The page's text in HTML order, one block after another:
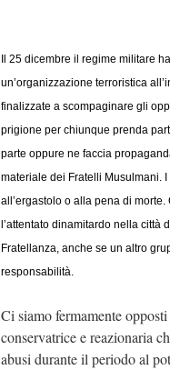
Il 25 dicembre il regime militare
un’organizzazione terroristica
finalizzate a scompaginare gli
prigione per chiunque prenda
parte oppure ne faccia
materiale dei Fratelli Musulmani.
all’ergastolo o alla pena di
l’attentato dinamitardo nella
Fratellanza, anche se un altro
responsabilità.
Ci siamo fermamente
conservatrice e reazionaria
abusi durante il periodo al